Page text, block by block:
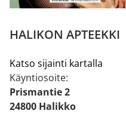
HALIKON APTEEKKI
Katso sijainti kartalla
Käyntiosoite:
Prismantie 2
24800 Halikko